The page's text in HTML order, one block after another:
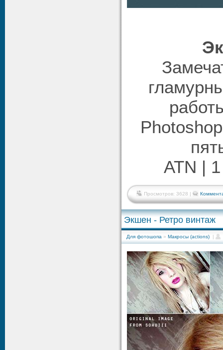
ATN |
Просмотров: 3628 |
Экшен - Ретро винтаж
Для фотошопа » Макросы (actions) |